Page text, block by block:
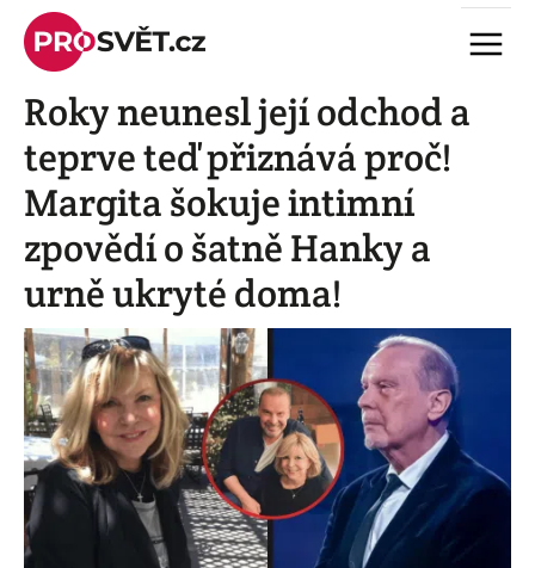
Skip
content
Menu
Roky neunesl její odchod a
teprve teď přiznává proč!
Margita šokuje intimní
zpovědí o šatně Hanky a
urně ukryté doma!